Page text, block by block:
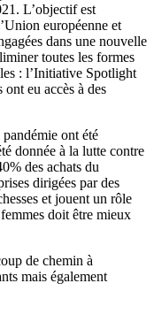
L’objectif est
européenne et
dans une nouvelle
toutes les formes
: l’Initiative Spotlight
eu accès à des
ont été
donnée à la lutte contre
des achats du
dirigées par des
et jouent un rôle
doit être mieux
de chemin à
mais également